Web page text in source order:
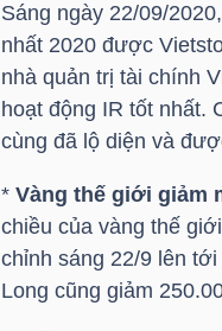
Sáng ngày 22/09/
nhất 2020 được
nhà quản trị tài chính
hoạt động IR tốt nhất.
cùng đã lộ diện và
* Vàng thế giới giảm
chiều của vàng thế
chỉnh sáng 22/9 lên
Long cũng giảm